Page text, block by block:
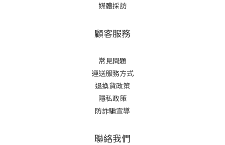
媒體採訪
顧客服務
常見問題
運送服務方式
退換貨政策
隱私政策
防詐騙宣導
聯絡我們